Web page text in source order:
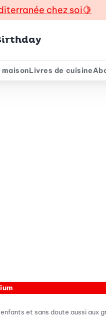
chez soi🍋
Livres de cuisine
et sans doute aussi aux